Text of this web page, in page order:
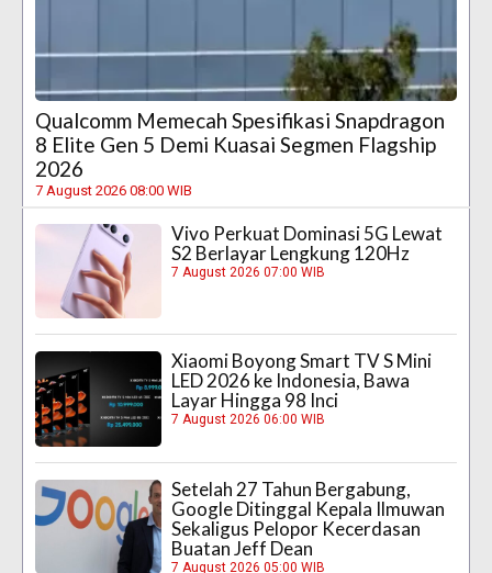
Qualcomm Memecah Spesifikasi Snapdragon
8 Elite Gen 5 Demi Kuasai Segmen Flagship
2026
7 August 2026 08:00 WIB
Vivo Perkuat Dominasi 5G Lewat
S2 Berlayar Lengkung 120Hz
7 August 2026 07:00 WIB
Xiaomi Boyong Smart TV S Mini
LED 2026 ke Indonesia, Bawa
Layar Hingga 98 Inci
7 August 2026 06:00 WIB
Setelah 27 Tahun Bergabung,
Google Ditinggal Kepala Ilmuwan
Sekaligus Pelopor Kecerdasan
Buatan Jeff Dean
7 August 2026 05:00 WIB